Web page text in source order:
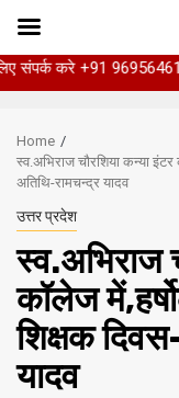
+91 9695646163
content
Home
स्व.अभिराज चौरशिया कन्या
अतिथि-रामचन्द्र यादव
उत्तर प्रदेश
स्व.अभिराज
कॉलेज
शिक्षक
यादव